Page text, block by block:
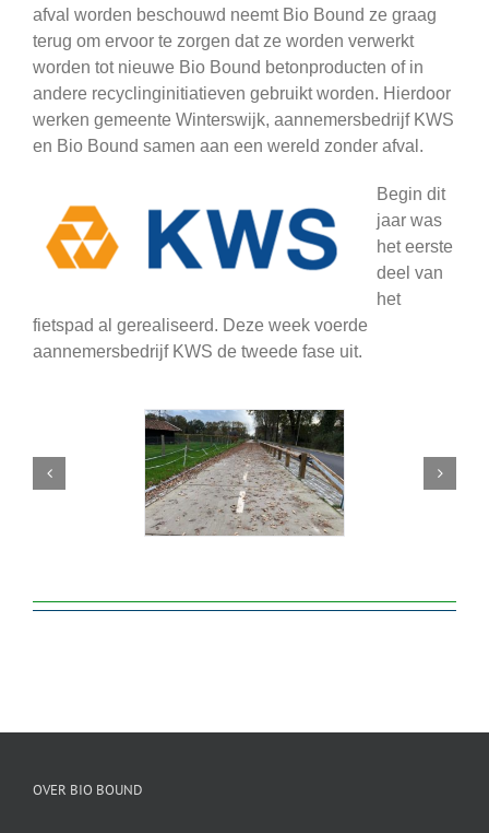
afval worden beschouwd neemt Bio Bound ze graag
terug om ervoor te zorgen dat ze worden verwerkt
worden tot nieuwe Bio Bound betonproducten of in
andere recyclinginitiatieven gebruikt worden. Hierdoor
werken gemeente Winterswijk, aannemersbedrijf KWS
en Bio Bound samen aan een wereld zonder afval.
Begin dit
jaar was
het eerste
deel van
het
fietspad al gerealiseerd. Deze week voerde
aannemersbedrijf KWS de tweede fase uit.
OVER BIO BOUND